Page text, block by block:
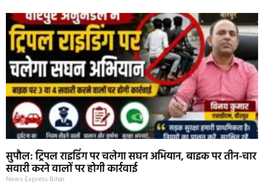
सुपौल: ट्रिपल राइडिंग पर चलेगा सघन अभियान, बाइक पर तीन-चार
सवारी करने वालों पर होगी कार्रवाई
News Express Bihar